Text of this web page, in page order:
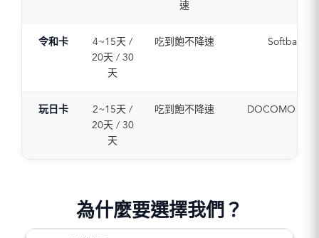
速
令和卡
4~15天 /
20天 / 30
天
吃到飽不降速 Softbank
玩日卡
2~15天 /
20天 / 30
天
吃到飽不降速 DOCOMO /
為什麼要選擇我們？